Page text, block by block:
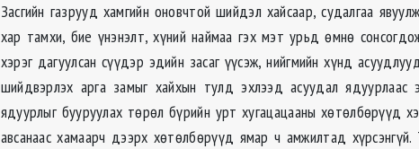
Засгийн газрууд хамгийн оновчтой шийдэл хайсаар, судалгаа
хар тамхи, бие үнэнэлт, хүний наймаа гэх мэт урьд өмнө
хэрэг дагуулсан сүүдэр эдийн засаг үүсэж, нийгмийн хүнд
шийдвэрлэх арга замыг хайхын тулд эхлээд асуудал ядуурлаас
ядуурлыг бууруулах төрөл бүрийн урт хугацацааны хөтөлбөрүүд
авсанаас хамаарч дээрх хөтөлбөрүүд ямар ч амжилтад